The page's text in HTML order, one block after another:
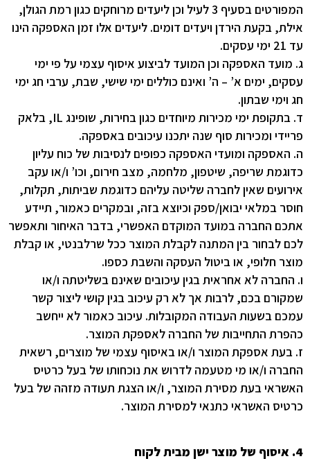
המפורטים בסעיף 3 לעיל וכן ליעדים מרוחקים כגון רמת הגולן,
אילת, בקעת הירדן ויעדים דומים. ליעדים אלו זמן האספקה הינו
עד 21 ימי עסקים.
ג. מועד האספקה וכן המועד לביצוע איסוף עצמי על פי ימי
עסקים, ימים א’ – ה’ ואינם כוללים ימי שישי, שבת, ערבי חג ימי
חג וימי שבתון.
ד. בתקופת ימי מכירות מיוחדים כגון בחירות, שופינג IL, בלאק
פריידי ומכירות סוף שנה יתכנו עיכובים באספקה.
ה. האספקה ומועדי האספקה כפופים לנסיבות של כוח עליון
כדוגמת שריפה, שיטפון, מלחמה, מצב חירום, וכו’ ו/או עקב
אירועים שאין לחברה שליטה עליהם כדוגמת שביתות, תקלות,
חוסר במלאי יבואן/ספק וכיוצא בזה, ובמקרים כאמור, תיידע
אתכם החברה במועד המוקדם האפשרי, בדבר האיחור ותאפשר
לכם לבחור בין המתנה לקבלת המוצר ככל שרלבנטי, או קבלת
מוצר חלופי, או ביטול העסקה והשבת כספו.
ו. החברה לא אחראית בגין עיכובים שאינם בשליטתה ו/או
שמקורם בכם, לרבות אך לא רק עיכוב בגין קושי ליצור קשר
עמכם בשעות העבודה המקובלות. עיכוב כאמור לא ייחשב
כהפרת התחייבות של החברה לאספקת המוצר.
ז. בעת אספקת המוצר ו/או באיסוף עצמי של מוצרים, רשאית
החברה ו/או מי מטעמה לדרוש את נוכחותו של בעל כרטיס
האשראי בעת מסירת המוצר, ו/או הצגת תעודה מזהה של בעל
כרטיס האשראי כתנאי למסירת המוצר.
4. איסוף של מוצר ישן מבית לקוח